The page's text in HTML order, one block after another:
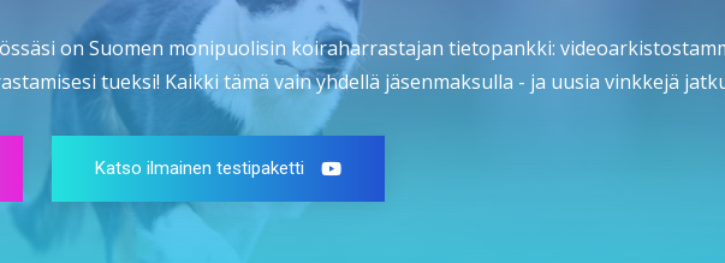
on Suomen monipuolisin koiraharrastajan tietopankki:
tueksi! Kaikki tämä vain yhdellä jäsenmaksulla - ja uusia vinkkejä
Katso ilmainen testipaketti